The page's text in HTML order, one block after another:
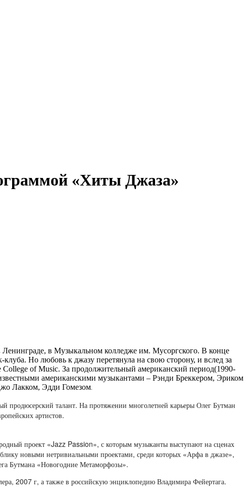
«Хиты Джаза»
в Музыкальном колледже им. Мусоргского. В конце
Но любовь к джазу перетянула на свою сторону, и вслед за
of Music. За продолжительный американский период(1990-
американскими музыкантами – Рэнди Бреккером, Эриком
Лакком, Эдди Гомезом.
продюсерский талант. На протяжении многолетней карьеры Олег Бутман
артистов.
проект «Jazz Passion», с которым музыканты выступают на сценах
новыми нетривиальными проектами, среди которых «Арфа в джазе»,
Бутмана «Новогодние Метаморфозы».
2007 г, а также в российскую энциклопедию Владимира Фейертага.